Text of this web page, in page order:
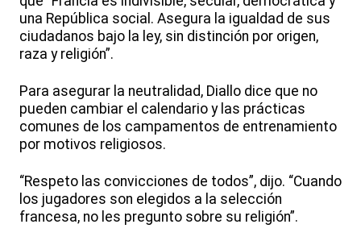
una República social. Asegura la igualdad de sus
ciudadanos bajo la ley, sin distinción por origen,
raza y religión”.
Para asegurar la neutralidad, Diallo dice que no
pueden cambiar el calendario y las prácticas
comunes de los campamentos de entrenamiento
por motivos religiosos.
“Respeto las convicciones de todos”, dijo. “Cuando
los jugadores son elegidos a la selección
francesa, no les pregunto sobre su religión”.